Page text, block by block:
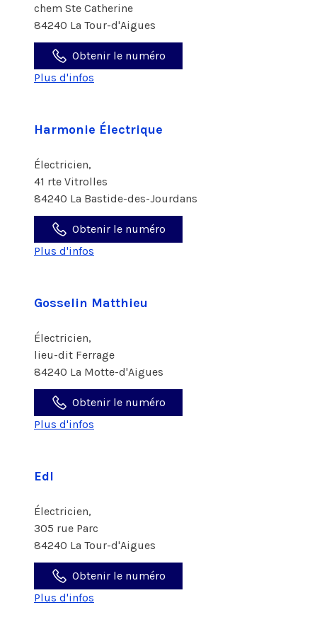
chem Ste Catherine
84240 La Tour-d'Aigues
Obtenir le numéro
Plus d'infos
Harmonie Électrique
Électricien,
41 rte Vitrolles
84240 La Bastide-des-Jourdans
Obtenir le numéro
Plus d'infos
Gosselin Matthieu
Électricien,
lieu-dit Ferrage
84240 La Motte-d'Aigues
Obtenir le numéro
Plus d'infos
Edl
Électricien,
305 rue Parc
84240 La Tour-d'Aigues
Obtenir le numéro
Plus d'infos